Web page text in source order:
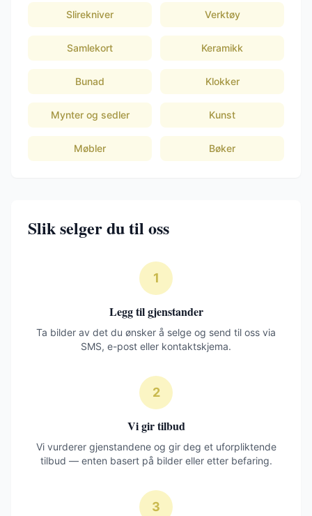
Slirekniver Verktøy
Samlekort Keramikk
Bunad Klokker
Mynter og sedler Kunst
Møbler Bøker
Slik selger du til oss
1
Legg til gjenstander
Ta bilder av det du ønsker å selge og send til oss via
SMS, e-post eller kontaktskjema.
2
Vi gir tilbud
Vi vurderer gjenstandene og gir deg et uforpliktende
tilbud — enten basert på bilder eller etter befaring.
3